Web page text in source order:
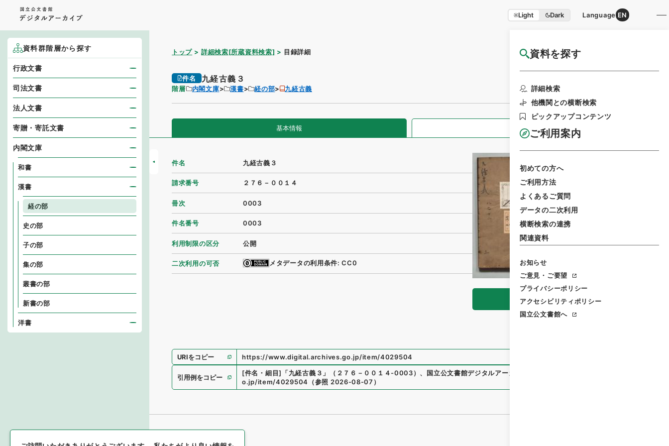
Light Dark Language EN
資料を探す
詳細検索
他機関との横断検索
ピックアップコンテンツ
ご利用案内
初めての方へ
ご利用方法
よくあるご質問
データの二次利用
横断検索の連携
関連資料
お知らせ
ご意見・ご要望
プライバシーポリシー
アクセシビリティポリシー
国立公文書館へ
トップ 詳細検索[所蔵資料検索] 目録詳細 国立公文書館HP利用案内
件名 九経古義３
階層 内閣文庫 漢書 経の部 九経古義
基本情報 全ての情報
閲覧
件名 九経古義３
請求番号 ２７６－００１４
冊次 0003
件名番号 0003
利用制限の区分 公開
二次利用の可否 メタデータの利用条件: CC0
URIをコピー https://www.digital.archives.go.jp/item/4029504
引用例をコピー
[件名・細目] 「九経古義３ 」 （ ２７６－００１４-0003） 、 国立公文書館デジタルアーカイブ
o.jp/item/4029504
（参照 2026-08-07 ）
資料群階層から探す
行政文書
司法文書
法人文書
寄贈・寄託文書
内閣文庫
和書
漢書
経の部
史の部
子の部
集の部
叢書の部
新書の部
洋書